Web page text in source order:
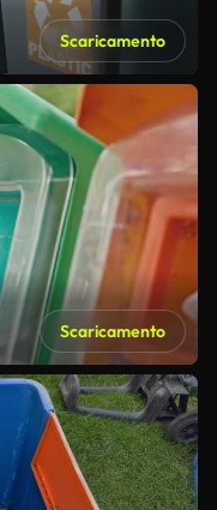
Scaricamento
Scaricamento